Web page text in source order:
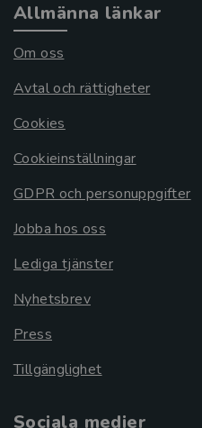
Allmänna länkar
Om oss
Avtal och rättigheter
Cookies
Cookieinställningar
GDPR och personuppgifter
Jobba hos oss
Lediga tjänster
Nyhetsbrev
Press
Tillgänglighet
Sociala medier